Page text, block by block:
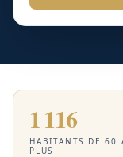
1 116
HABITANTS DE 60
PLUS